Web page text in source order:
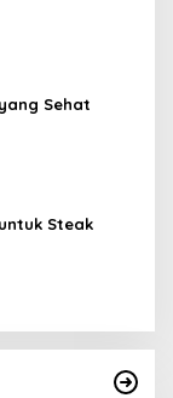
Sehat
Steak